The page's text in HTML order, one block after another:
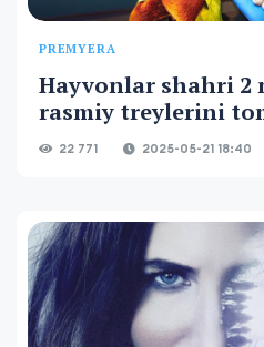
PREMYERA
Hayvonlar shahri
rasmiy treylerini
22 771 2025-05-21 18:40